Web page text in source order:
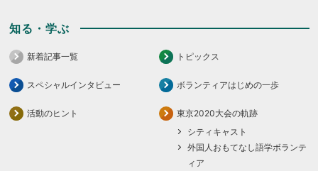
知る・学ぶ
新着記事一覧 トピックス
スペシャルインタビュー ボランティアはじめの一歩
活動のヒント
東京2020大会の軌跡
シティキャスト
外国人おもてなし語学ボランテ
ィア